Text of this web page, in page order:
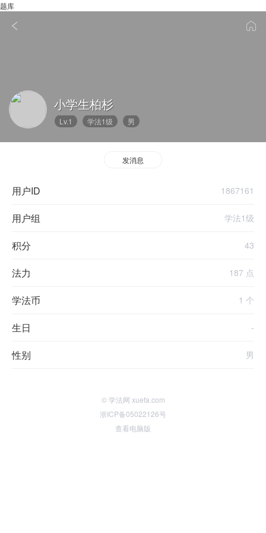
题库
小学生柏杉
Lv.1 学法1级 男
发消息
用户ID 1867161
用户组 学法1级
积分 43
法力 187 点
学法币 1 个
生日 -
性别 男
© 学法网 xuefa.com
浙ICP备05022126号
查看电脑版